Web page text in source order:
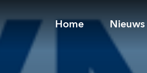
Home Nieuws